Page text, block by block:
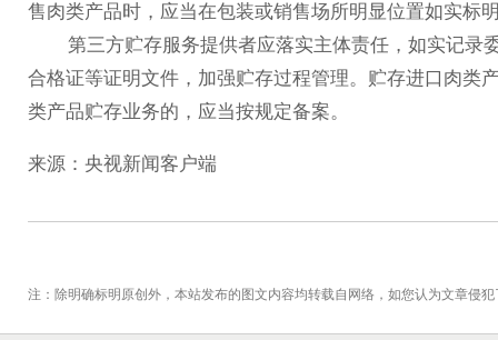
售肉类产品时，应当在包装或销售场所明显位置如实标
第三方贮存服务提供者应落实主体责任，如实记录
合格证等证明文件，加强贮存过程管理。贮存进口肉类
类产品贮存业务的，应当按规定备案。
来源：央视新闻客户端
注：除明确标明原创外，本站发布的图文内容均转载自网络，如您认为文章侵